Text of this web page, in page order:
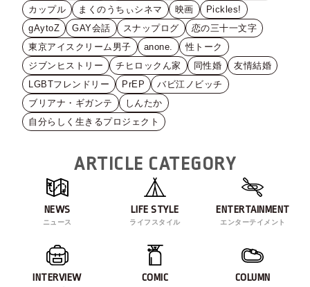
カップル
まくのうちぃシネマ 映画
Pickles!
gAytoZ
GAY会話 スナップログ
恋の三十一文字
東京アイスクリーム男子
anone.
性トーク
ジブンヒストリー
チヒロックん家 同性婚
友情結婚
LGBTフレンドリー
PrEP
バビ江ノビッチ
ブリアナ・ギガンテ
しんたか
自分らしく生きるプロジェクト
ARTICLE CATEGORY
NEWS
ニュース
LIFE STYLE
ライフスタイル
ENTERTAINMENT
エンターテイメント
INTERVIEW COMIC COLUMN